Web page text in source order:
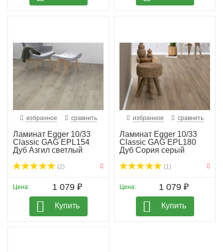
избранное сравнить
Ламинат Egger 10/33
Classic GAG EPL154
Дуб Азгил светлый
(2)
Цена: 1 079 ₽
Купить
избранное сравнить
Ламинат Egger 10/33
Classic GAG EPL180
Дуб Сория серый
(1)
Цена: 1 079 ₽
Купить